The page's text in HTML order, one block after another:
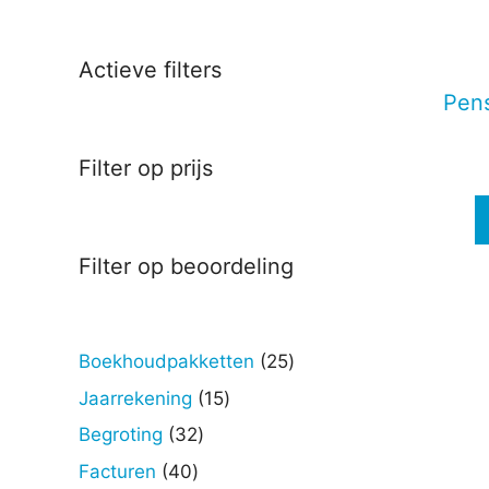
Actieve filters
Filter op prijs
Filter op beoordeling
Boekhoudpakketten 2525
Jaarrekening 1515
Begroting 3232
Facturen 4040